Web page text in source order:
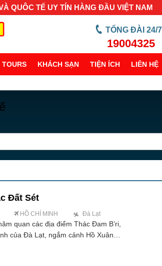
QUÔC TẾ UY TÍN HÀNG ĐẦU VIỆT NAM
TỔNG ĐÀI 24/7
19004325
TOURS KHÁCH SẠN TIỆN ÍCH LIÊN HỆ
Đất Sét
HỒ CHÍ MINH Đà Lạt
địa điểm Thác Đam B’ri,
của Đà Lạt, ngắm cảnh Hồ Xuân